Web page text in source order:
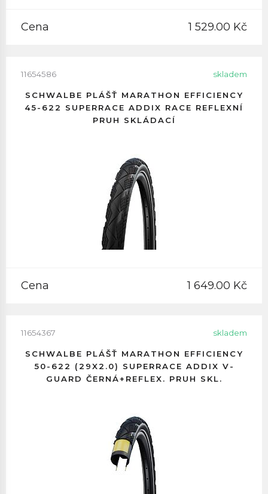
Cena 1 529.00 Kč
11654586 skladem
SCHWALBE PLÁŠŤ MARATHON EFFICIENCY
45-622 SUPERRACE ADDIX RACE REFLEXNÍ
PRUH SKLÁDACÍ
Cena 1 649.00 Kč
11654367 skladem
SCHWALBE PLÁŠŤ MARATHON EFFICIENCY
50-622 (29X2.0) SUPERRACE ADDIX V-
GUARD ČERNÁ+REFLEX. PRUH SKL.